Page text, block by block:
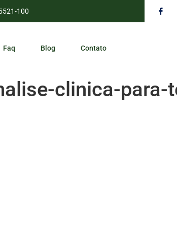
100
Faq Blog Contato
clinica-para-